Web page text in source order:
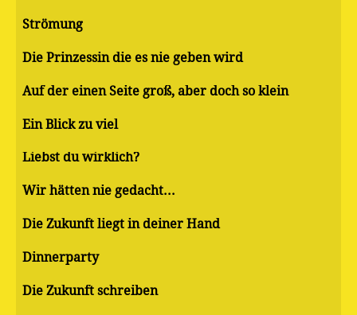
Strömung
Die Prinzessin die es nie geben wird
Auf der einen Seite groß, aber doch so klein
Ein Blick zu viel
Liebst du wirklich?
Wir hätten nie gedacht...
Die Zukunft liegt in deiner Hand
Dinnerparty
Die Zukunft schreiben